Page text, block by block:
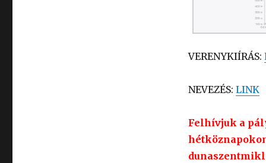
VERENYKIÍRÁS:
NEVEZÉS: LINK
Felhívjuk a